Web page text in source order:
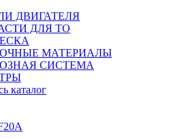
ДВИГАТЕЛЯ
ДЛЯ ТО
МАТЕРИАЛЫ
СИСТЕМА
каталог